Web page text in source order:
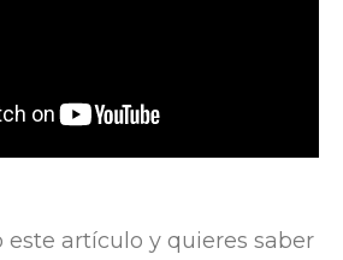
este artículo y quieres saber